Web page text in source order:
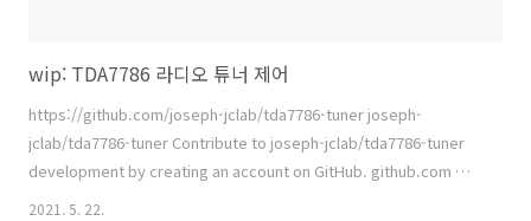
wip: TDA7786 라디오 튜너 제어
https://github.com/joseph-jclab/tda7786-tuner joseph-
jclab/tda7786-tuner Contribute to joseph-jclab/tda7786-tuner
development by creating an account on GitHub. github.com 위
프로젝트는 Raspberry PI 에서 TDA7786을 동작시키는 node.js 코드
2021. 5. 22.